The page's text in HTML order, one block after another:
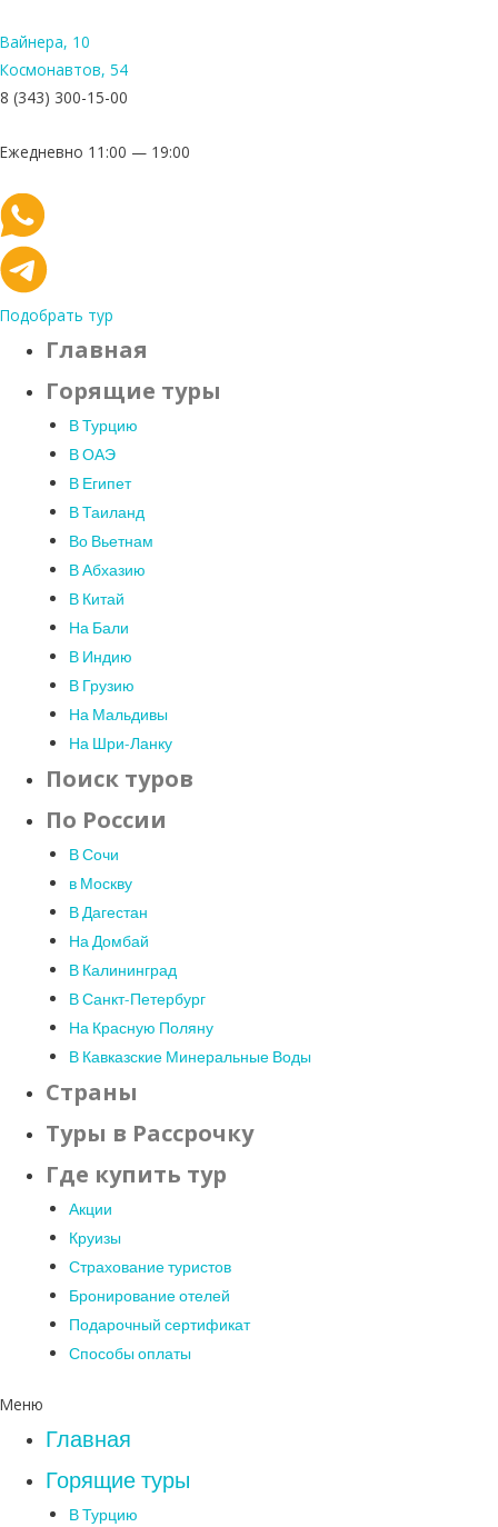
Вайнера, 10
Космонавтов, 54
8 (343) 300-15-00
Ежедневно 11:00 — 19:00
Подобрать тур
Главная
Горящие туры
В Турцию
В ОАЭ
В Египет
В Таиланд
Во Вьетнам
В Абхазию
В Китай
На Бали
В Индию
В Грузию
На Мальдивы
На Шри-Ланку
Поиск туров
По России
В Сочи
в Москву
В Дагестан
На Домбай
В Калининград
В Санкт-Петербург
На Красную Поляну
В Кавказские Минеральные Воды
Страны
Туры в Рассрочку
Где купить тур
Акции
Круизы
Страхование туристов
Бронирование отелей
Подарочный сертификат
Способы оплаты
Меню
Главная
Горящие туры
В Турцию